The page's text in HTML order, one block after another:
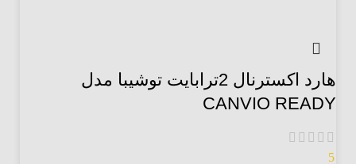
هارد اکسترنال 2ترابایت توشیبا مدل
CANVIO READY
5